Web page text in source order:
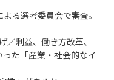
る選考委員会で審査。
／利益、働き方改革、
た「産業・社会的なイ